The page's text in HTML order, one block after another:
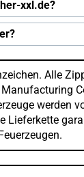
xxl.de?
Alle
werden
Lieferkette